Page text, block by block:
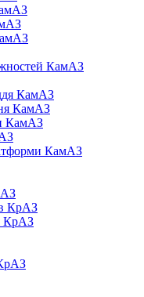
КамАЗ
КамАЗ
КамАЗ
КамАЗ
КамАЗ
КрАЗ
КрАЗ